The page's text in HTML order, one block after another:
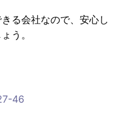
る会社なので、安心し
う。
46